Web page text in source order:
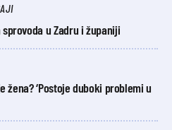
u Zadru i županiji
žena? ‘Postoje duboki problemi u